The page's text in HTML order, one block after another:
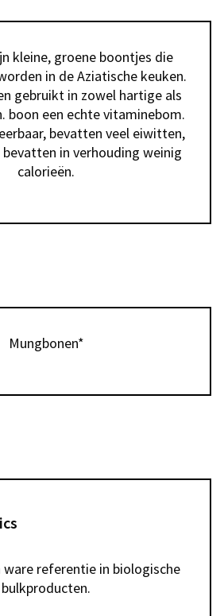
kleine, groene boontjes die
in de Aziatische keuken.
gebruikt in zowel hartige als
boon een echte vitaminebom.
bevatten veel eiwitten,
bevatten in verhouding weinig
calorieën.
Mungbonen*
ware referentie in biologische
bulkproducten.